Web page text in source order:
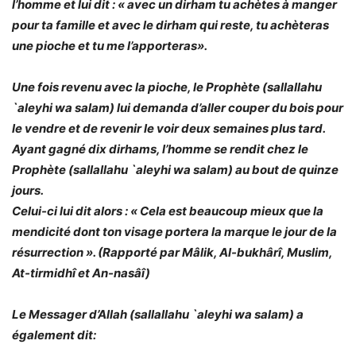
l’homme et lui dit : «avec un dirham tu achètes à manger
pour ta famille et avec le dirham qui reste, tu achèteras
une pioche et tu me l’apporteras».
Une fois revenu avec la pioche, le Prophète (sallallahu
`aleyhi wa salam) lui demanda d’aller couper du bois pour
le vendre et de revenir le voir deux semaines plus tard.
Ayant gagné dix dirhams, l’homme se rendit chez le
Prophète (sallallahu `aleyhi wa salam) au bout de quinze
jours.
Celui-ci lui dit alors : « Cela est beaucoup mieux que la
mendicité dont ton visage portera la marque le jour de la
résurrection». (Rapporté par Mâlik, Al-bukhârî, Muslim,
At-tirmidhî et An-nasâî)
Le Messager d’Allah (sallallahu `aleyhi wa salam) a
également dit: